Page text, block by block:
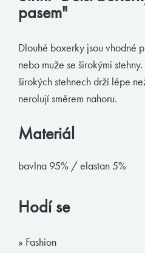
pasem"
Dlouhé boxerky jsou vhodné
nebo muže se širokými
širokých stehnech drží lépe
nerolují směrem nahoru.
Materiál
bavlna 95% / elastan 5%
Hodí se
» Fashion
Muchachomalo
McAlson
Baldesarini
HOM
Manstore
Tommy Hilfiger
Ermenegildo Zegna
Calvin Klein